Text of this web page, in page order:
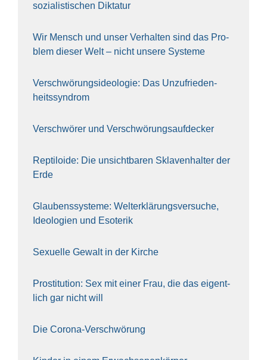
sozia­lis­ti­schen Dik­ta­tur
Wir Mensch und unser Ver­hal­ten sind das Pro­
blem die­ser Welt – nicht unse­re Sys‍te‍me
Ver­schwö­rungs­ideo­lo­gie: Das Unzufrieden­
heitssyndrom
Ver­schwö­rer und Verschwörungs­aufdecker
Rep­ti­lo­ide: Die unsicht­ba­ren Skla­ven­hal­ter der
Erde
Glau­bens­sys­te­me: Welt­erklä­rungs­ver­su­che,
Ideo­lo­gien und Eso­te­rik
Sexu­el­le Gewalt in der Kir­che
Pro­sti­tu­ti­on: Sex mit einer Frau, die das eigent­
lich gar nicht will
Die Coro­na-Ver­schwö­rung